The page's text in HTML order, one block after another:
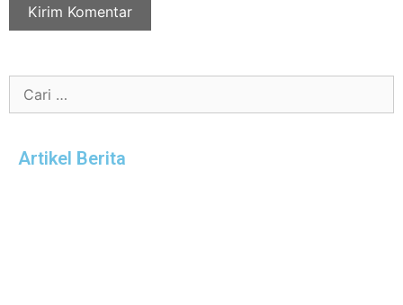
Artikel Berita